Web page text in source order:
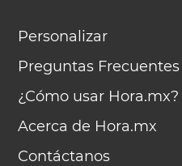
Personalizar
Preguntas Frecuentes
¿Cómo usar Hora.mx?
Acerca de Hora.mx
Contáctanos